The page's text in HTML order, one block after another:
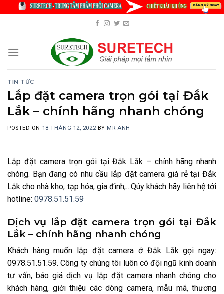
TIN TỨC
Lắp đặt camera trọn gói tại Đắk
Lắk – chính hãng nhanh chóng
POSTED ON 18 THÁNG 12, 2022BY MR ANH
Lắp đặt camera trọn gói tại Đắk Lắk – chính hãng nhanh
chóng. Bạn đang có nhu cầu lắp đặt camera giá rẻ tại Đắk
Lắk cho nhà kho, tạp hóa, gia đình,…Qúy khách hãy liên hệ tới
hotline: 0978.51.51.59
Dịch vụ lắp đặt camera trọn gói tại Đắk
Lắk – chính hãng nhanh chóng
Khách hàng muốn lắp đặt camera ở Đắk Lắk gọi ngay:
0978.51.51.59. Công ty chúng tôi luôn có đội ngũ kinh doanh
tư vấn, báo giá dịch vụ lắp đặt camera nhanh chóng cho
khách hàng, giới thiệu các dòng camera, mẫu mã, thương